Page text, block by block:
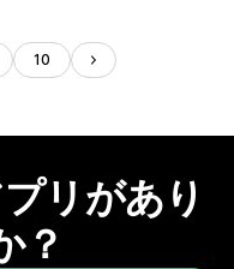
10
リがあり
？